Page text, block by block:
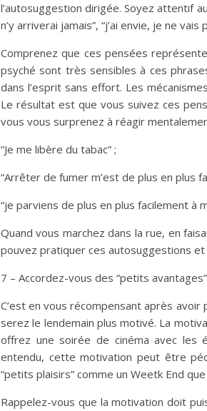
l’autosuggestion dirigée. Soyez attentif
n’y arriverai jamais”, “j’ai envie, je ne
Comprenez que ces pensées
psyché sont très sensibles à ces
dans l’esprit sans effort. Les
Le résultat est que vous suivez ces
vous vous surprenez à réagir
”Je me libère du tabac” ;
“Arrêter de fumer m’est de plus en plus
“je parviens de plus en plus facilement à
Quand vous marchez dans la rue, en
pouvez pratiquer ces autosuggestions
7 – Accordez-vous des “petits
C’est en vous récompensant après
serez le lendemain plus motivé. La
offrez une soirée de cinéma avec les
entendu, cette motivation peut être
“petits plaisirs” comme un Weetk End
Rappelez-vous que la motivation doit